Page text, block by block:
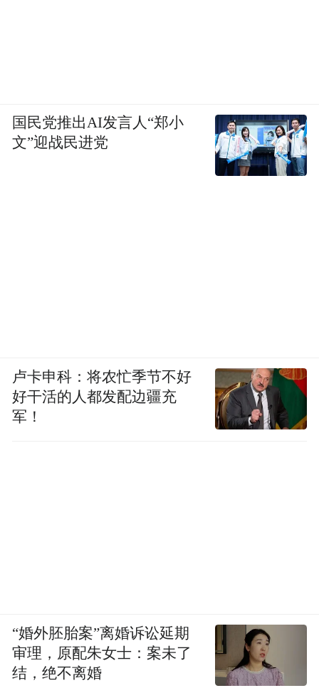
国民党推出AI发言人“郑小
文”迎战民进党
卢卡申科：将农忙季节不好
好干活的人都发配边疆充
军！
“婚外胚胎案”离婚诉讼延期
审理，原配朱女士：案未了
结，绝不离婚